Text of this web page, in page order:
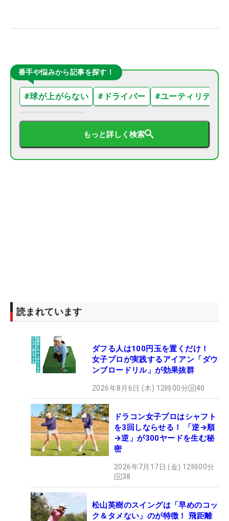
番手や悩みから記事を探す！
#球が上がらない # ドライバー #ユーティリティ
もっと詳しく検索
読まれています
ダフる人は100円玉を置くだけ！
女子プロが実践するアイアン「ダウ
ンブロードリル」が効果抜群
2026年8月6日 (木) 12時00分 40
ドラコン女子プロはシャフト
を3回しならせる！ 「逆→順
→逆」が300ヤードを生む秘
密
2026年7月17日 (金) 12時00分
38
松山英樹のスイングは「早めのコッ
ク＆タメない」のが特徴！ 飛距離